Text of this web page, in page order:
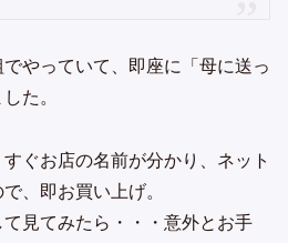
やっていて、即座に「母に送っ
た。
ぐお店の名前が分かり、ネット
、即お買い上げ。
見てみたら・・・意外とお手